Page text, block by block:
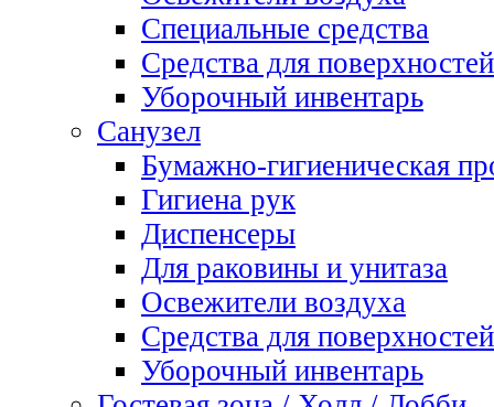
Специальные средства
Средства для поверхностей
Уборочный инвентарь
Санузел
Бумажно-гигиеническая
Гигиена рук
Диспенсеры
Для раковины и унитаза
Освежители воздуха
Средства для поверхностей
Уборочный инвентарь